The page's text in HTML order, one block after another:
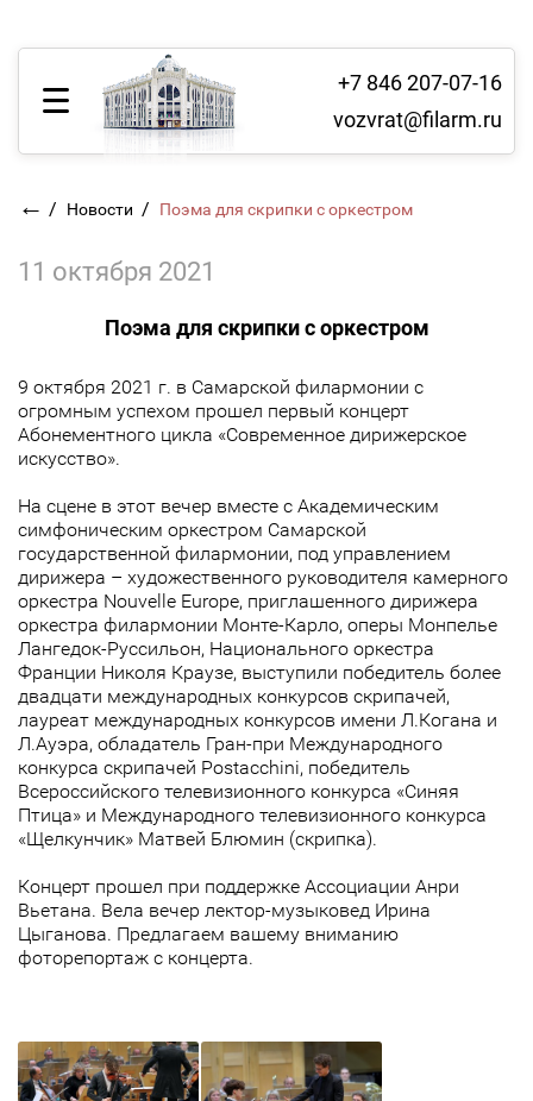
+7 846 207-07-16
vozvrat@filarm.ru
← / Новости / Поэма для скрипки с оркестром
11 октября 2021
Поэма для скрипки с оркестром
9 октября 2021 г. в Самарской филармонии с
огромным успехом прошел первый концерт
Абонементного цикла «Современное дирижерское
искусство».
На сцене в этот вечер вместе с Академическим
симфоническим оркестром Самарской
государственной филармонии, под управлением
дирижера – художественного руководителя камерного
оркестра Nouvelle Europe, приглашенного дирижера
оркестра филармонии Монте-Карло, оперы Монпелье
Лангедок-Руссильон, Национального оркестра
Франции Николя Краузе, выступили победитель более
двадцати международных конкурсов скрипачей,
лауреат международных конкурсов имени Л.Когана и
Л.Ауэра, обладатель Гран-при Международного
конкурса скрипачей Postacchini, победитель
Всероссийского телевизионного конкурса «Синяя
Птица» и Международного телевизионного конкурса
«Щелкунчик» Матвей Блюмин (скрипка).
Концерт прошел при поддержке Ассоциации Анри
Вьетана. Вела вечер лектор-музыковед Ирина
Цыганова. Предлагаем вашему вниманию
фоторепортаж с концерта.